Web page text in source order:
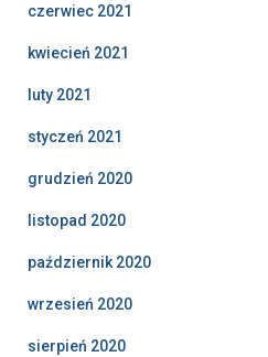
czerwiec 2021
kwiecień 2021
luty 2021
styczeń 2021
grudzień 2020
listopad 2020
październik 2020
wrzesień 2020
sierpień 2020